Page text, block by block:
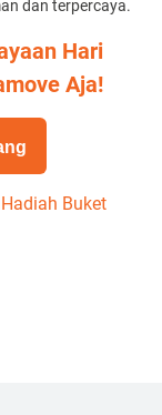
dan terpercaya.
Hari
Aja!
Buket